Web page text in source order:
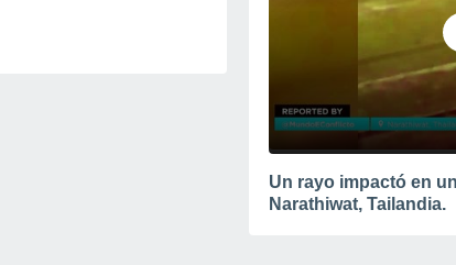
Un rayo impactó en
Narathiwat, Tailandia.